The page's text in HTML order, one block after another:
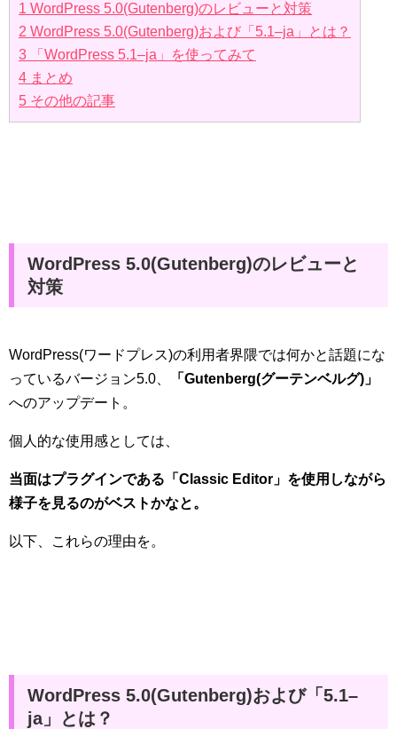
1 WordPress 5.0(Gutenberg)のレビューと対策
2 WordPress 5.0(Gutenberg)および「5.1–ja」とは？
3 「WordPress 5.1–ja」を使ってみて
4 まとめ
5 その他の記事
WordPress 5.0(Gutenberg)のレビューと
対策
WordPress(ワードプレス)の利用者界隈では何かと話題にな
っているバージョン5.0、
「Gutenberg(グーテンベルグ)」
へのアップデート。
個人的な使用感としては、
当面はプラグインである「Classic Editor」を使用しながら
様子を見るのがベストかなと。
以下、これらの理由を。
WordPress 5.0(Gutenberg)および「5.1–
ja」とは？